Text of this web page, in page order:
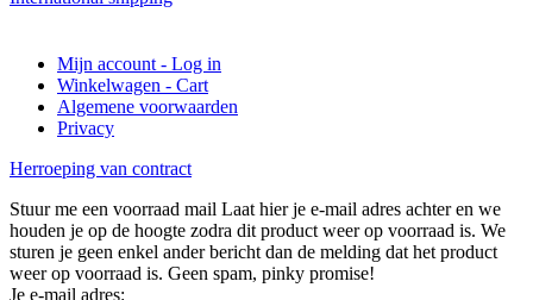
Mijn account - Log in
Winkelwagen - Cart
Algemene voorwaarden
Privacy
Herroeping van contract
Stuur me een voorraad mail Laat hier je e-mail adres achter en we
houden je op de hoogte zodra dit product weer op voorraad is. We
sturen je geen enkel ander bericht dan de melding dat het product
weer op voorraad is. Geen spam, pinky promise!
Je e-mail adres: